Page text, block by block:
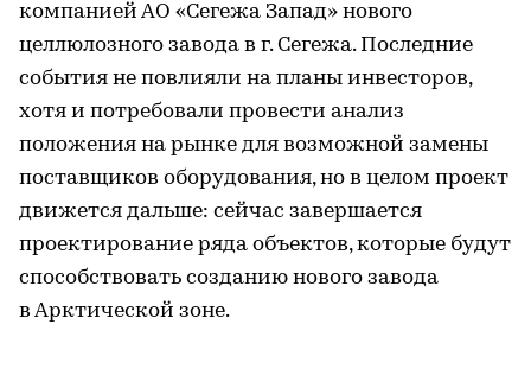
компанией АО «Сегежа Запад» нового
целлюлозного завода в г. Сегежа. Последние
события не повлияли на планы инвесторов,
хотя и потребовали провести анализ
положения на рынке для возможной замены
поставщиков оборудования, но в целом проект
движется дальше: сейчас завершается
проектирование ряда объектов, которые будут
способствовать созданию нового завода
в Арктической зоне.